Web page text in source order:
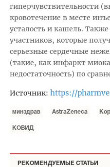
гиперчувствительности
кровотечение в месте
усталость и кашель.
участников, которые
серьезные сердечные
(такие, как инфаркт
недостаточность) по
Источник: https://
минздрав AstraZeneca
КОВИД
РЕКОМЕНДУЕМЫЕ СТАТЬИ